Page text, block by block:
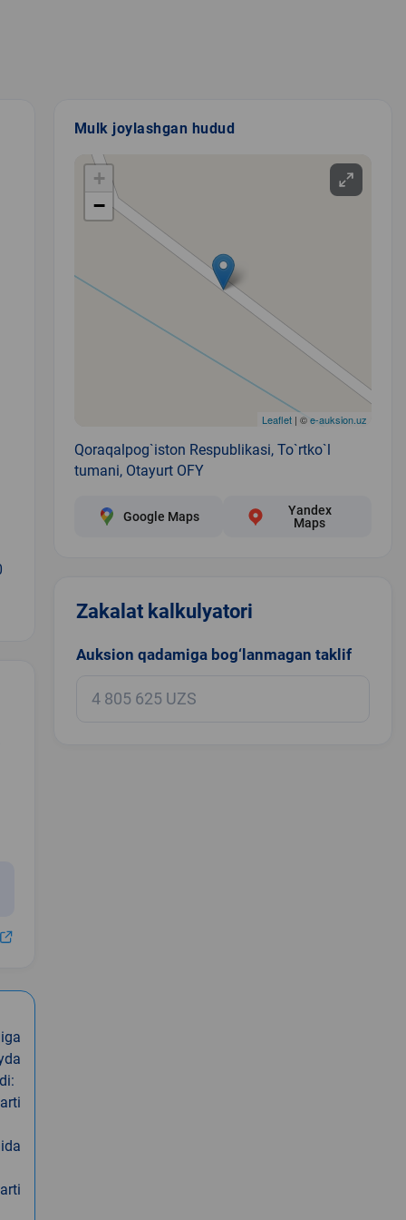
Mulk joylashgan hudud
+
−
Leaflet| ©e-auksion.uz
Qoraqalpog`iston Respublikasi, To`rtko`l
tumani, Otayurt OFY
Google Maps
Yandex
Maps
Zakalat kalkulyatori
Auksion qadamiga bog‘lanmagan taklif